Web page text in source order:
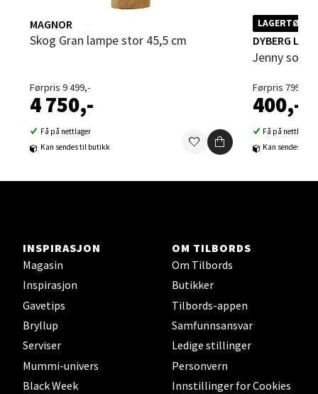
MAGNOR
Skog Gran lampe stor 45,5 cm
Førpris 9 499,-
4 750,-
Få på nettlager
Kan sendes til butikk
DYBERG
Jenny
Førpris 799,-
400,-
Få på nettlager
Kan sendes til
INSPIRASJON
Magasin
Inspirasjon
Gavetips
Bryllup
Serviser
Mummi-univers
Black Week
OM TILBORDS
Om Tilbords
Butikker
Tilbords-appen
Samfunnsansvar
Ledige stillinger
Personvern
Innstillinger for Cookies
Steinkjer - Thon Senter Steinkjer
Sjøfartsgata 2, 7714 Steinkjer
Åpent i dag 10-20
0 i butikk
Velg
Leirvik - Stord
Torgbakken 2, 5401 Stord
Åpent i dag 10-17